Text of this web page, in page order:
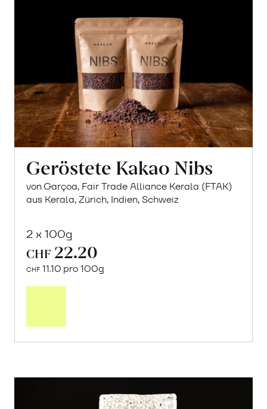
Geröstete Kakao Nibs
von Garçoa, Fair Trade Alliance Kerala (FTAK)
aus Kerala, Zürich, Indien, Schweiz
2 x 100g
CHF 22.20
CHF 11.10 pro 100g